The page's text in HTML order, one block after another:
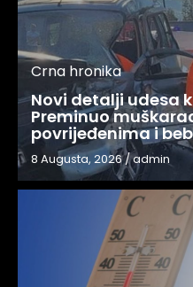
Crna hronika
Novi detalji udesa
Preminuo
povrijeđenima i
8 Augusta, 2026/admin